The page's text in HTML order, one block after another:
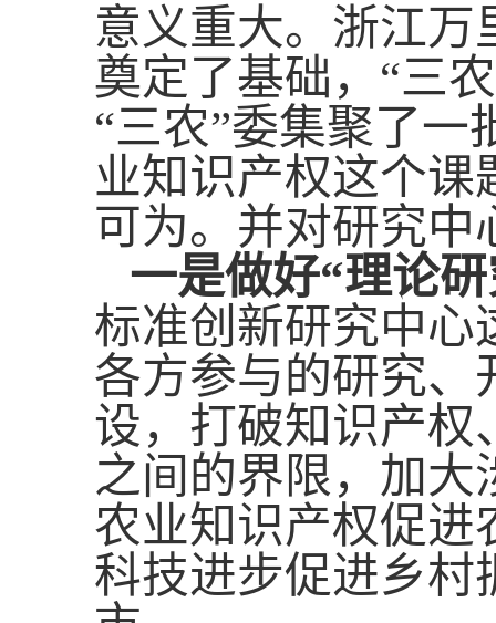
意义重大。浙江万
奠定了基础，“三
“三农”委集聚了一
业知识产权这个课
可为。 并对研究中
一是做好“理论
标准创新研究中心
各方参与的研究、
设，打破知识产权
之间的界限，加大
农业知识产权促进
科技进步促进乡村